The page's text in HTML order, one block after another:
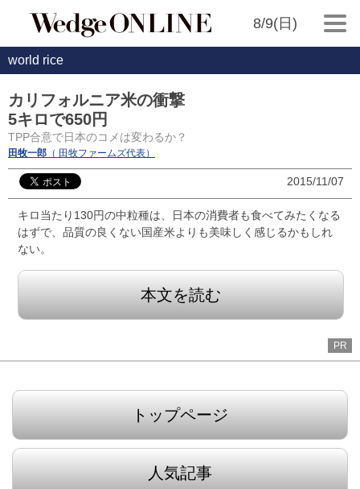
8/9(日)
world rice
カリフォルニア米の衝撃
5キロで650円
TPP合意で日本のコメは変わるか？
田牧一郎 （ 田牧ファームズ代表）
2015/11/07
キロ当たり130円の中粒種は、日本の消費者も食べてみたくなる
はずで、品質の良くない国産米よりも美味しく感じるかもしれ
ない。
本文を読む
PR
トップページ
人気記事